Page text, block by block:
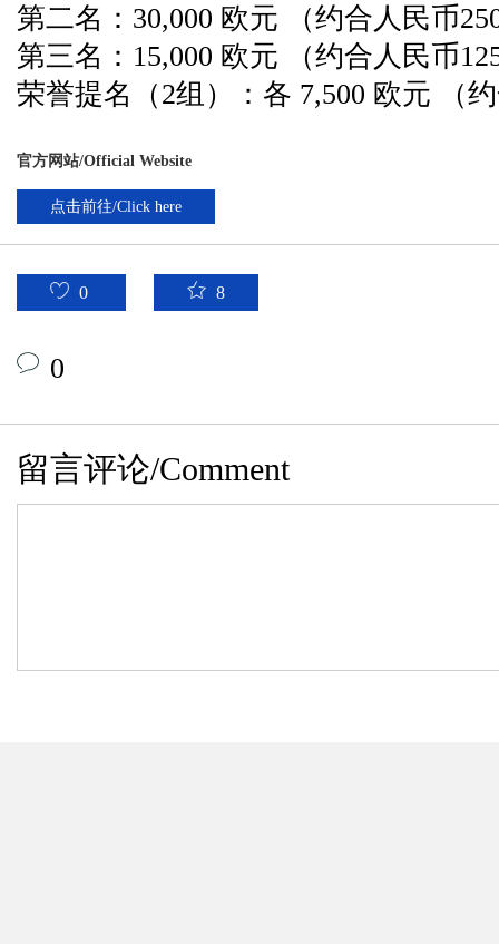
第二名：30,000 欧元 （约合人民币
第三名：15,000 欧元 （约合人民币
荣誉提名（2组）：各 7,500 欧元 （
官方网站/Official Website
点击前往/Click here
0 8
0
留言评论/Comment